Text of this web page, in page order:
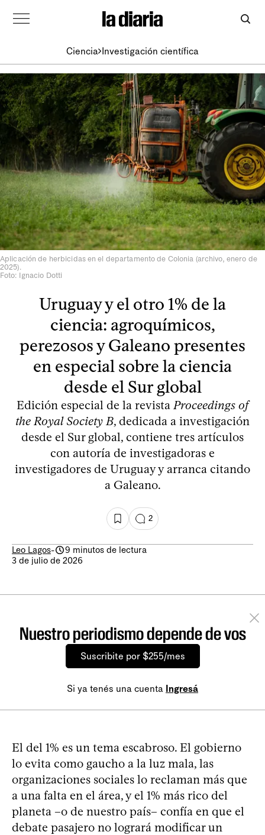
Ciencia Investigación científica
Aplicación de herbicidas en el departamento de Colonia (archivo, enero de
2025).
Foto: Ignacio Dotti
Uruguay y el otro 1% de la
ciencia: agroquímicos,
perezosos y Galeano presentes
en especial sobre la ciencia
desde el Sur global
Edición especial de la revista Proceedings of
the Royal Society B, dedicada a investigación
desde el Sur global, contiene tres artículos
con autoría de investigadoras e
investigadores de Uruguay y arranca citando
a Galeano.
2
Leo Lagos-
9 minutos de lectura
3 de julio de 2026
Nuestro periodismo depende de vos
Suscribite por $255/mes
Si ya tenés una cuenta Ingresá
El del 1% es un tema escabroso. El gobierno
lo evita como gaucho a la luz mala, las
organizaciones sociales lo reclaman más que
a una falta en el área, y el 1% más rico del
planeta –o de nuestro país– confía en que el
debate pasajero no logrará modificar un